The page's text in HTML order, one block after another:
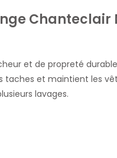
Chanteclair
et de propreté
et maintient les
lavages.